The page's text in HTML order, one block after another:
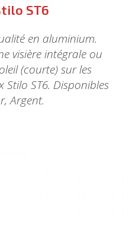
ST6
en aluminium.
visière intégrale ou
(courte) sur les
Stilo ST6. Disponibles
Argent.